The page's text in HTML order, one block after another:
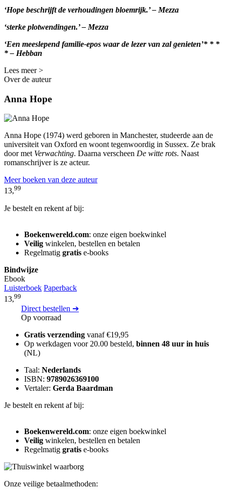
‘Hope beschrijft de verhoudingen bloemrijk.’ – Mezza
‘sterke plotwendingen.’ – Mezza
‘Een meeslepend familie-epos waar de lezer van zal genieten’* * *
* – Hebban
Lees meer >
Over de auteur
Anna Hope
Anna Hope (1974) werd geboren in Manchester, studeerde aan de
universiteit van Oxford en woont tegenwoordig in Sussex. Ze brak
door met Verwachting. Daarna verscheen De witte rots. Naast
romanschrijver is ze acteur.
Meer boeken van deze auteur
13,99
Je bestelt en rekent af bij:
Boekenwereld.com: onze eigen boekwinkel
Veilig winkelen, bestellen en betalen
Regelmatig gratis e-books
Bindwijze
Ebook
Luisterboek Paperback
13,99
Direct bestellen ➔
Op voorraad
Gratis verzending vanaf €19,95
Op werkdagen voor 20.00 besteld, binnen 48 uur in huis
(NL)
Taal: Nederlands
ISBN: 9789026369100
Vertaler: Gerda Baardman
Je bestelt en rekent af bij:
Boekenwereld.com: onze eigen boekwinkel
Veilig winkelen, bestellen en betalen
Regelmatig gratis e-books
Onze veilige betaalmethoden: